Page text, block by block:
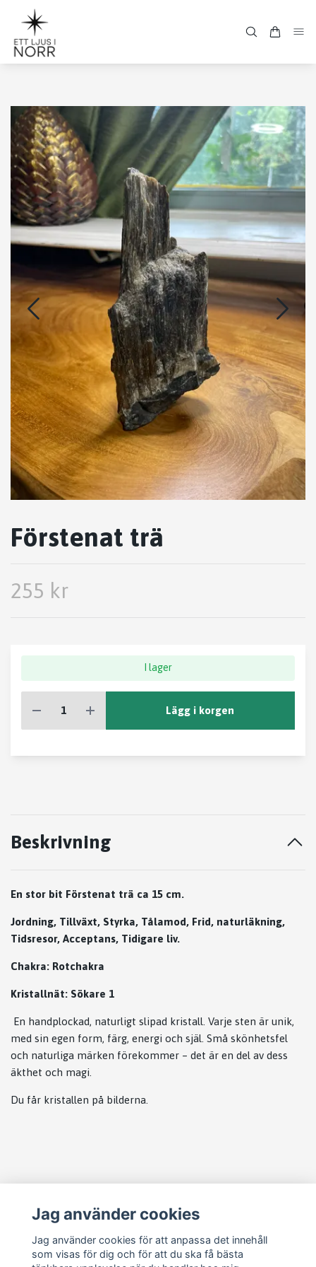
Förstenat trä
255 kr
I lager
Lägg i korgen
Beskrivning
En stor bit Förstenat trä ca 15 cm.
Jordning, Tillväxt, Styrka, Tålamod, Frid, naturläkning,
Tidsresor, Acceptans, Tidigare liv.
Chakra: Rotchakra
Kristallnät: Sökare 1
En handplockad, naturligt slipad kristall. Varje sten är unik,
med sin egen form, färg, energi och själ. Små skönhetsfel
och naturliga märken förekommer – det är en del av dess
äkthet och magi.
Du får kristallen på bilderna.
Läs mer
Köpvillkor
Vanliga frågor
Jag använder cookies
Jag använder cookies för att anpassa det innehåll
som visas för dig och för att du ska få bästa